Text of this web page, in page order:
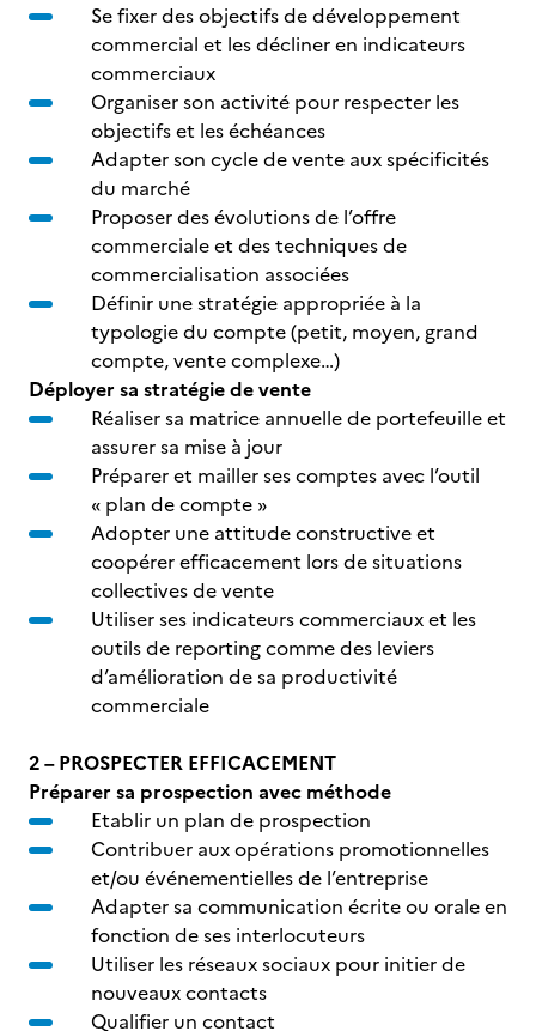
Se fixer des objectifs de développement
commercial et les décliner en indicateurs
commerciaux
Organiser son activité pour respecter les
objectifs et les échéances
Adapter son cycle de vente aux spécificités
du marché
Proposer des évolutions de l’offre
commerciale et des techniques de
commercialisation associées
Définir une stratégie appropriée à la
typologie du compte (petit, moyen, grand
compte, vente complexe…)
Déployer sa stratégie de vente
Réaliser sa matrice annuelle de portefeuille et
assurer sa mise à jour
Préparer et mailler ses comptes avec l’outil
« plan de compte »
Adopter une attitude constructive et
coopérer efficacement lors de situations
collectives de vente
Utiliser ses indicateurs commerciaux et les
outils de reporting comme des leviers
d’amélioration de sa productivité
commerciale
2 – PROSPECTER EFFICACEMENT
Préparer sa prospection avec méthode
Etablir un plan de prospection
Contribuer aux opérations promotionnelles
et/ou événementielles de l’entreprise
Adapter sa communication écrite ou orale en
fonction de ses interlocuteurs
Utiliser les réseaux sociaux pour initier de
nouveaux contacts
Qualifier un contact